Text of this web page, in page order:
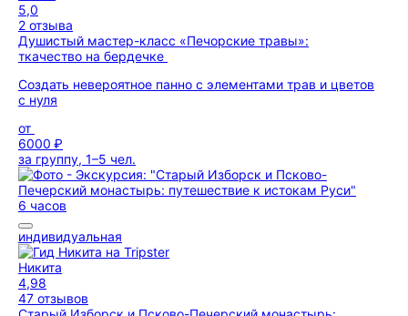
5,0
2 отзыва
Душистый мастер-класс «Печорские травы»:
ткачество на бердечке
Создать невероятное панно с элементами трав и цветов
с нуля
от
6000 ₽
за группу, 1–5 чел.
6 часов
индивидуальная
Никита
4,98
47 отзывов